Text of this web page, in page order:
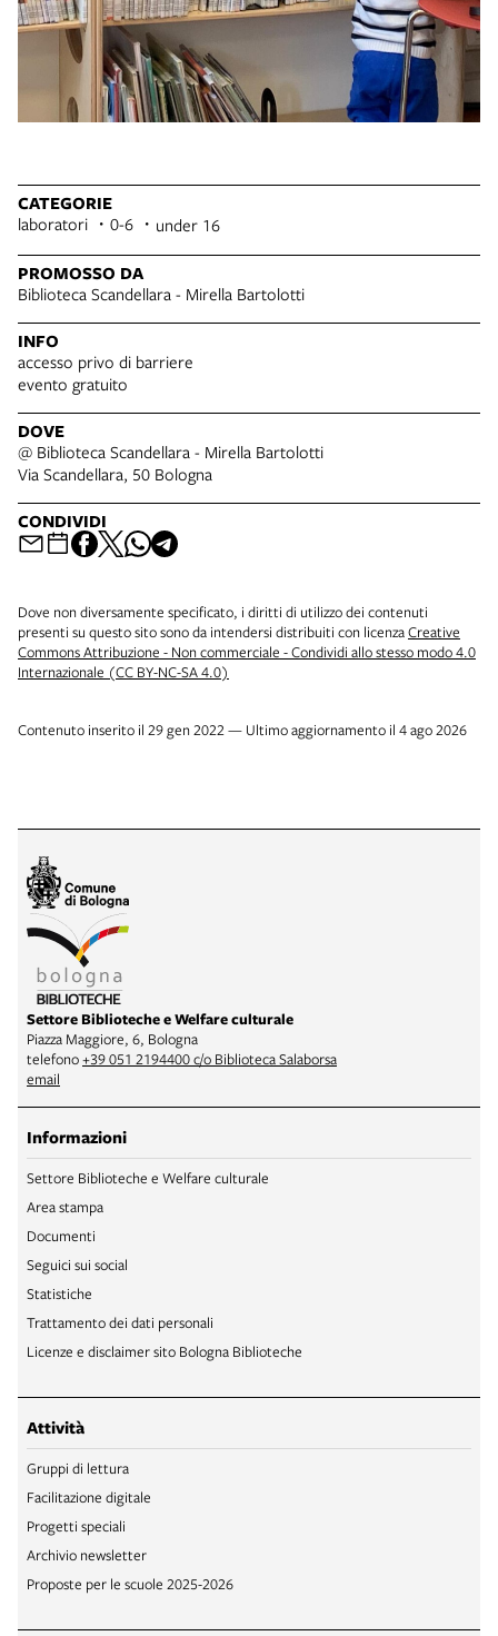
CATEGORIE
laboratori 0-6 under 16
PROMOSSO DA
Biblioteca Scandellara - Mirella Bartolotti
INFO
accesso privo di barriere
evento gratuito
DOVE
@ Biblioteca Scandellara - Mirella Bartolotti
Via Scandellara, 50 Bologna
CONDIVIDI
Dove non diversamente specificato, i diritti di utilizzo dei contenuti
presenti su questo sito sono da intendersi distribuiti con licenzaCreative
Commons Attribuzione - Non commerciale - Condividi allo stesso modo 4.0
Internazionale (CC BY-NC-SA 4.0)
Contenuto inserito il 29 gen 2022 — Ultimo aggiornamento il 4 ago 2026
Settore Biblioteche e Welfare culturale
Piazza Maggiore, 6, Bologna
telefono+39 051 2194400 c/o Biblioteca Salaborsa
email
Informazioni
Settore Biblioteche e Welfare culturale
Area stampa
Documenti
Seguici sui social
Statistiche
Trattamento dei dati personali
Licenze e disclaimer sito Bologna Biblioteche
Attività
Gruppi di lettura
Facilitazione digitale
Progetti speciali
Archivio newsletter
Proposte per le scuole 2025-2026